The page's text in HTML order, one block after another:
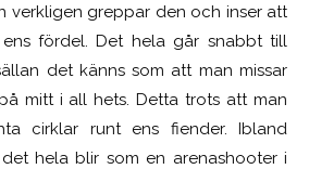
verkligen greppar den och inser att
fördel. Det hela går snabbt till
det känns som att man missar
mitt i all hets. Detta trots att man
cirklar runt ens fiender. Ibland
hela blir som en arenashooter i